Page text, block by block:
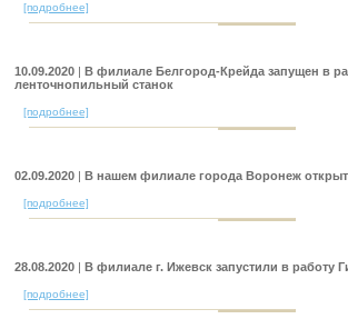
[подробнее]
10.09.2020
В филиале Белгород-Крейда запущен в
ленточнопильный станок
[подробнее]
02.09.2020 В нашем филиале города Воронеж
[подробнее]
28.08.2020 В филиале г. Ижевск запустили в работу
[подробнее]